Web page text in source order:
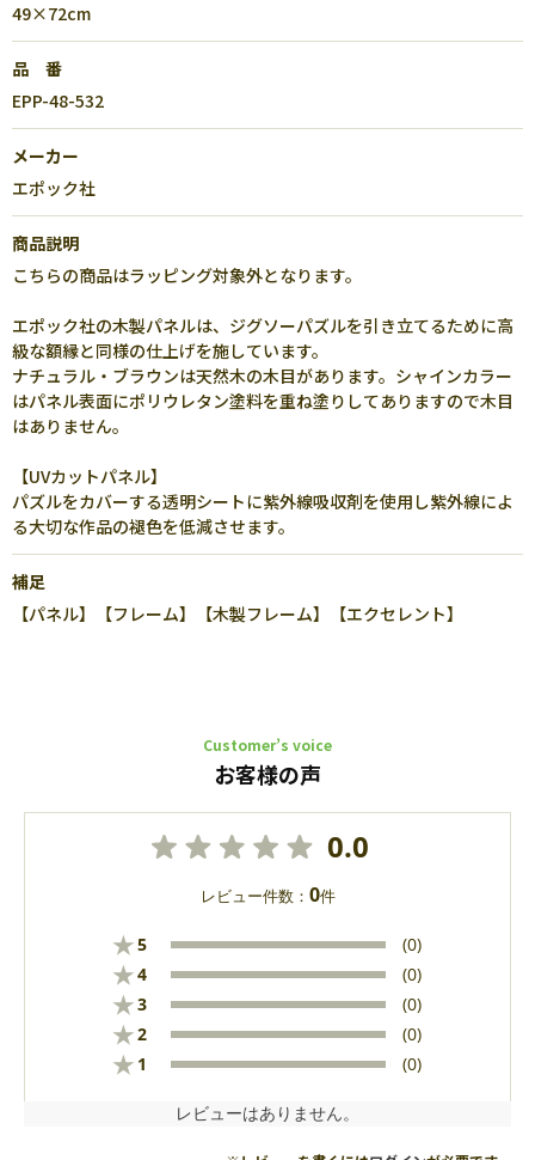
49×72cm
品 番
EPP-48-532
メーカー
エポック社
商品説明
こちらの商品はラッピング対象外となります。
エポック社の木製パネルは、ジグソーパズルを引き立てるために高
級な額縁と同様の仕上げを施しています。
ナチュラル・ブラウンは天然木の木目があります。シャインカラー
はパネル表面にポリウレタン塗料を重ね塗りしてありますので木目
はありません。
【UVカットパネル】
パズルをカバーする透明シートに紫外線吸収剤を使用し紫外線によ
る大切な作品の褪色を低減させます。
補足
【パネル】【フレーム】【木製フレーム】【エクセレント】
Customer’s voice
お客様の声
0.0
レビュー件数： 0件
★5 (0)
★4 (0)
★3 (0)
★2 (0)
★ 1 (0)
レビューはありません。